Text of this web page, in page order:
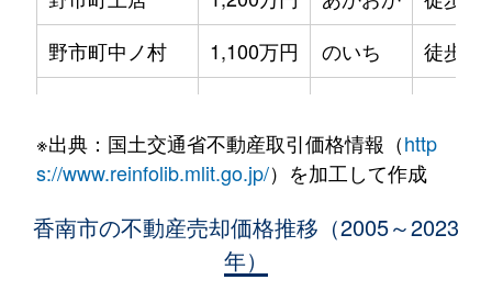
野市町東野 1,800万円 のいち
徒歩8分
野市町東野
1,000万円 のいち
徒歩14分
夜須町上夜須
270万円 夜須
徒歩45分
夜須町手結山
230万円 夜須
徒歩23分
270万円
野市町中ノ村
1,100万円 のいち
徒歩45
野市町西野
300万円 のいち
徒歩16
2,900万円
※出典：国土交通省不動産取引価格情報（http
s://www.reinfolib.mlit.go.jp/）を加工して作成
香南市の不動産売却価格推移（2005～2023
年）